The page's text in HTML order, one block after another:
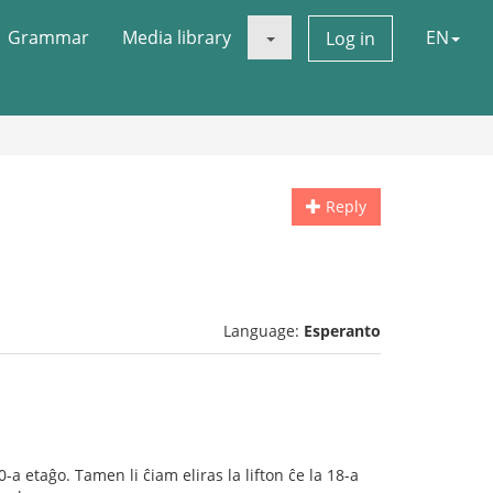
Grammar Media library Log in EN
Reply
Language: Esperanto
etaĝo. Tamen li ĉiam eliras la lifton ĉe la 18-a